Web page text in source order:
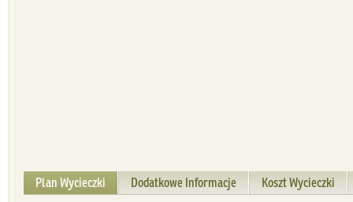
Plan Wycieczki Dodatkowe Informacje Koszt Wycieczki